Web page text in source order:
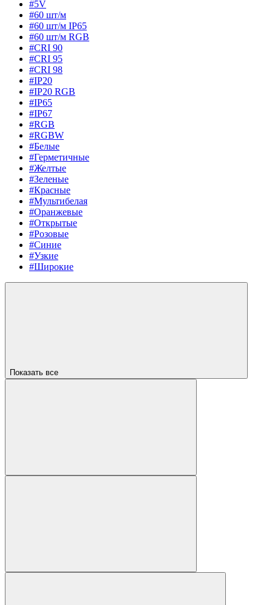
#5V
#60 шт/м
#60 шт/м IP65
#60 шт/м RGB
#CRI 90
#CRI 95
#CRI 98
#IP20
#IP20 RGB
#IP65
#IP67
#RGB
#RGBW
#Белые
#Герметичные
#Желтые
#Зеленые
#Красные
#Мультибелая
#Оранжевые
#Открытые
#Розовые
#Синие
#Узкие
#Широкие
Показать все